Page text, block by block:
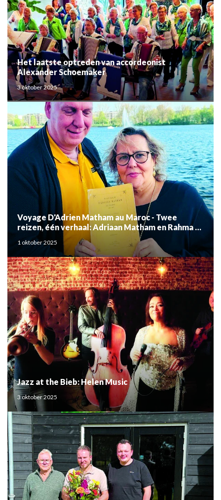
Het laatste optreden van accordeonist
Alexander Schoemaker
3 oktober 2025
Voyage D'Adrien Matham au Maroc - Twee
reizen, één verhaal: Adriaan Matham en Rahma el
Mouden
1 oktober 2025
Jazz at the Bieb: Helen Music
3 oktober 2025